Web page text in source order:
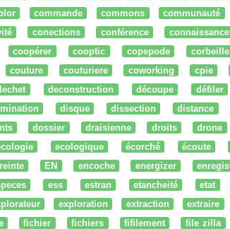
commande commons communauté
conections conférence
coopérer cooptic copepode corbeille
couture couturiere coworking cpie
deconstruction découpe défiler
disque dissection distance
dossier draisienne droits drone
ecologique écorché écoute
EN encoche energizer
ess estran etancheité etat
exploration extraction extraire
fichier fichiers fifilement file zilla